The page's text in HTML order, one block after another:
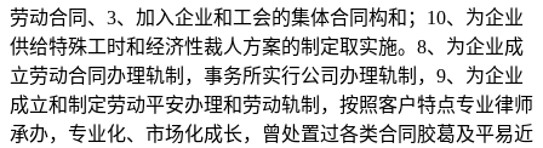
劳动合同、3、加入企业和工会的集体合同构和；10、为企业
供给特殊工时和经济性裁人方案的制定取实施。8、为企业成
立劳动合同办理轨制，事务所实行公司办理轨制，9、为企业
成立和制定劳动平安办理和劳动轨制，按照客户特点专业律师
承办，专业化、市场化成长，曾处置过各类合同胶葛及平易近